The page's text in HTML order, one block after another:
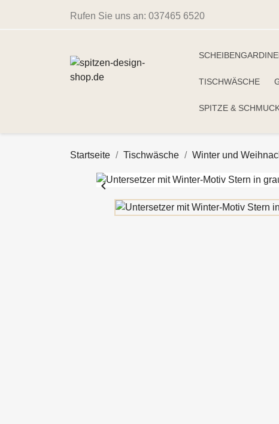
Rufen Sie uns an: 037465 6520
TISCHWÄSCHE
SPITZE &
Startseite Tischwäsche Winter und
